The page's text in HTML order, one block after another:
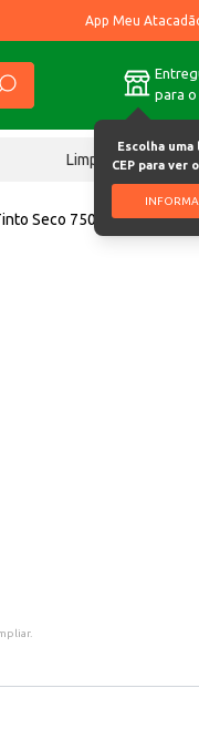
App Meu
para o
Escolha
CEP para ver
Limpeza
Seco 750ml